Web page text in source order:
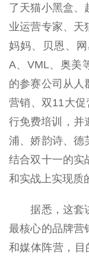
了天猫小黑盒、
业运营专家、天
妈妈、贝恩、
A、VML、奥美
的参赛公司从人
营销、双11大
行免费培训，并
浦、娇韵诗、德
结合双十一的实
和实战上实现质
据悉，这套讲
最核心的品牌营
和媒体阵营，目